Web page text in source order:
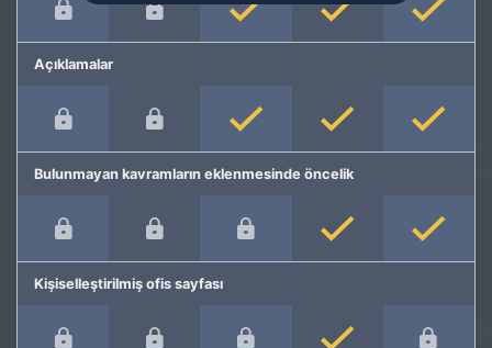
Açıklamalar
Bulunmayan kavramların eklenmesinde öncelik
Kişiselleştirilmiş ofis sayfası